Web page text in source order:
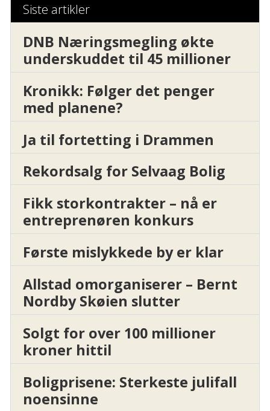
Siste artikler
DNB Næringsmegling økte
underskuddet til 45 millioner
Kronikk: Følger det penger
med planene?
Ja til fortetting i Drammen
Rekordsalg for Selvaag Bolig
Fikk storkontrakter – nå er
entreprenøren konkurs
Første mislykkede by er klar
Allstad omorganiserer – Bernt
Nordby Skøien slutter
Solgt for over 100 millioner
kroner hittil
Boligprisene: Sterkeste julifall
noensinne